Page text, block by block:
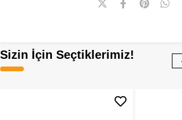
Sizin İçin Seçtiklerimiz!